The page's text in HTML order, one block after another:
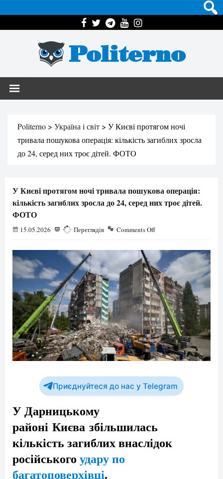
Politerno
Politerno > Україна і світ > У Києві протягом ночі
тривала пошукова операція: кількість загиблих зросла
до 24, серед них троє дітей. ФОТО
У Києві протягом ночі тривала пошукова операція:
кількість загиблих зросла до 24, серед них троє дітей.
ФОТО
15.05.2026 237 Переглядів Comments Off
Приєднуйтеся до нас у Telegram
У Дарницькому
районі Києва збільшилась
кількість загиблих внаслідок
російського удару по
багатоповерхівці.